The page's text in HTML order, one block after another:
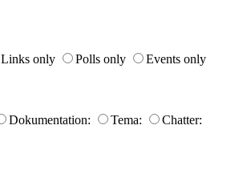
Links only Polls only
Events only
Dokumentation: Tema:
Chatter: